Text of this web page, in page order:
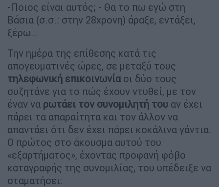
-Ποιος είναι αυτός; - Θα το πω εγώ στη
Βάσια (σ.σ.: στην 28χρονη) άραξε, εντάξει,
ξέρω…
Την ημέρα της επίθεσης κατά τις
απογευματινές ώρες, σε μεταξύ τους
τηλεφωνική επικοινωνίαοι δύο τους
συζητάνε για το πώς έχουν ντυθεί, με τον
έναν να ρωτάει τον συνομιλητή του αν έχει
πάρει τα απαραίτητα και τον άλλον να
απαντάει ότι δεν έχει πάρει κοκάλινα γάντια.
Ο πρώτος στο άκουσμα αυτού του
«εξαρτήματος», έχοντας προφανή φόβο
καταγραφής της συνομιλίας, του υπέδειξε να
σταματήσει: